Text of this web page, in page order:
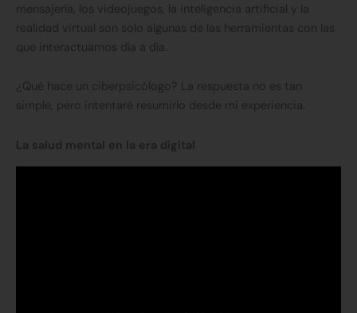
mensajería, los videojuegos, la inteligencia artificial y la
realidad virtual son solo algunas de las herramientas con las
que interactuamos día a día.
¿Qué hace un ciberpsicólogo? La respuesta no es tan
simple, pero intentaré resumirlo desde mi experiencia.
La salud mental en la era digital